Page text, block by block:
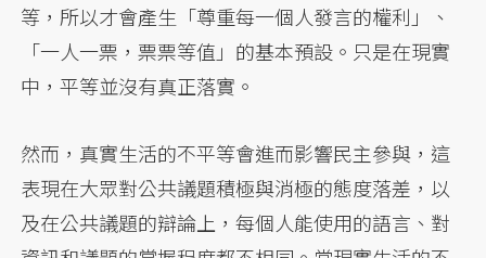
等，所以才會產生「尊重每一個人發言的權利」、
「一人一票，票票等值」的基本預設。只是在現實
中，平等並沒有真正落實。
然而，真實生活的不平等會進而影響民主參與，這
表現在大眾對公共議題積極與消極的態度落差，以
及在公共議題的辯論上，每個人能使用的語言、對